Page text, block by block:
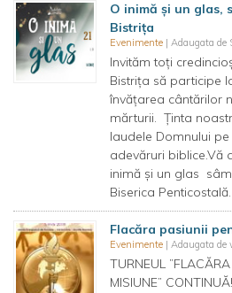
O inimă și un glas,
Bistrița
Evenimente | Adaugata
Invităm toți
Bistrița să participe
învățarea cântărilor
mărturii. Ținta
laudele Domnului
adevăruri biblice.Vă
inimă și un glas
Biserica
Flacăra pasiunii
Evenimente | Adaugata
TURNEUL
MISIUNE”